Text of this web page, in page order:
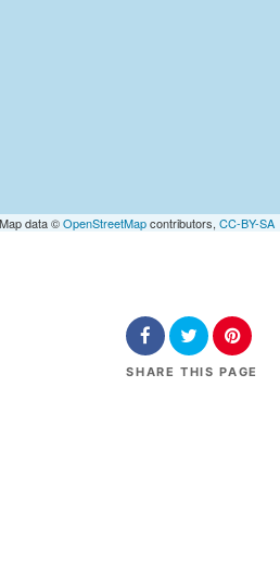
data ©OpenStreetMapcontributors, CC-BY-SA
SHARE THIS PAGE